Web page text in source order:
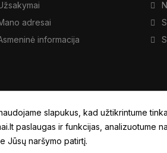
adresai
informacija
slapukus, kad užtikrintume
paslaugas ir funkcijas, analizuotume
Jūsų naršymo patirtį.